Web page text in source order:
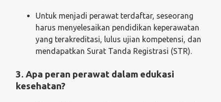
Untuk menjadi perawat terdaftar, seseorang
harus menyelesaikan pendidikan keperawatan
yang terakreditasi, lulus ujian kompetensi, dan
mendapatkan Surat Tanda Registrasi (STR).
3. Apa peran perawat dalam edukasi
kesehatan?